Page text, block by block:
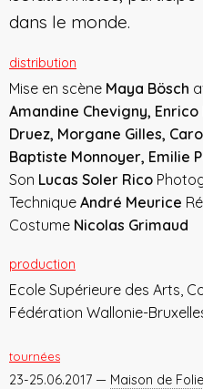
tournées
23-25.06.2017 — Maison de
dans le monde.
distribution
Mise en scène Maya Bösch
Amandine Chevigny,
Druez, Morgane Gilles,
Baptiste Monnoyer, Emilie
Son Lucas Soler Rico
Technique André Meurice
Costume Nicolas Grimaud
production
Ecole Supérieure des Arts,
Fédération Wallonie-